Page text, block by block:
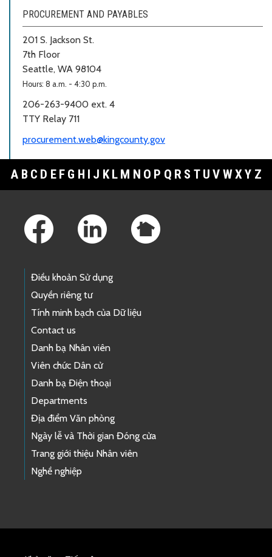
PROCUREMENT AND PAYABLES
201 S. Jackson St.
7th Floor
Seattle, WA 98104
Hours: 8 a.m. - 4:30 p.m.
206-263-9400 ext. 4
TTY Relay 711
procurement.web@kingcounty.gov
A B C D E F G H I J K L M N O P Q R S T U V WXY Z
Điều khoản Sử dụng
Quyền riêng tư
Tính minh bạch của Dữ liệu
Contact us
Danh bạ Nhân viên
Viên chức Dân cử
Danh bạ Điện thoại
Departments
Địa điểm Văn phòng
Ngày lễ và Thời gian Đóng cửa
Trang giới thiệu Nhân viên
Nghề nghiệp